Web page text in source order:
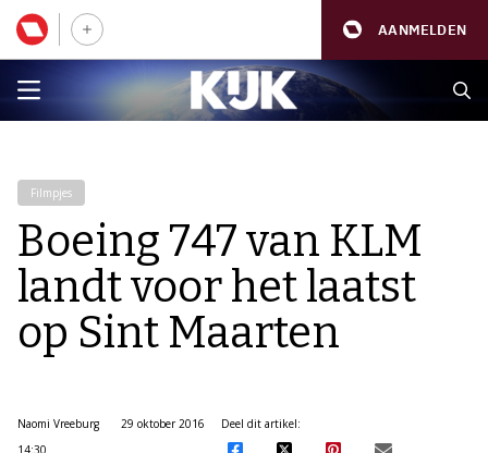
AANMELDEN
Filmpjes
Boeing 747 van KLM
landt voor het laatst
op Sint Maarten
Naomi Vreeburg
29 oktober 2016
14:30
Deel dit artikel: